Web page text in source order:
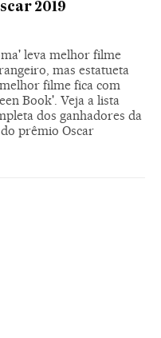
2019
leva melhor filme
mas estatueta
filme fica com
Book'. Veja a lista
dos ganhadores da
do prêmio Oscar